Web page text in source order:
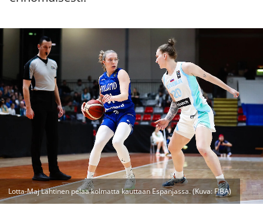
Lotta-Maj Lahtinen pelaa kolmatta kauttaan Espanjassa. (Kuva: FIBA)